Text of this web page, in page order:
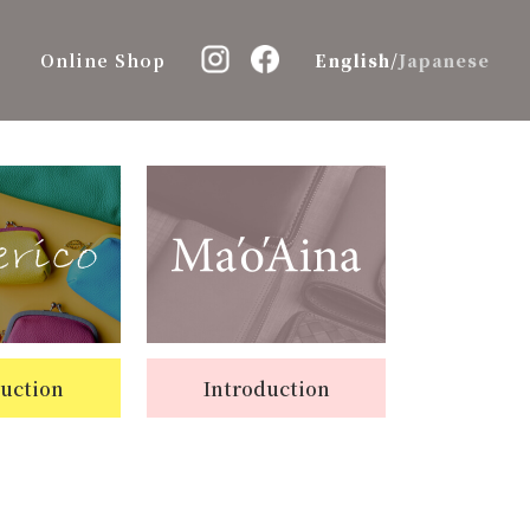
Online Shop English/Japanese
Introduction